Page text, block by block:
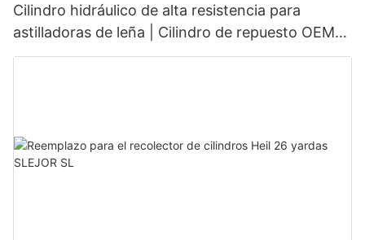
Cilindro hidráulico de alta resistencia para
astilladoras de leña | Cilindro de repuesto OEM
para astilladoras de leña de 20 a 45 toneladas